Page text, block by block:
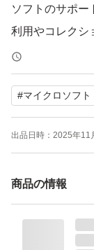
ソフトのサポー
利用やコレクシ
●セットアップ
・インストー
していることを
・Windows
ん）。
て商用利用が
#マイクロソフト
出品日時： 2025年11
商品の情報